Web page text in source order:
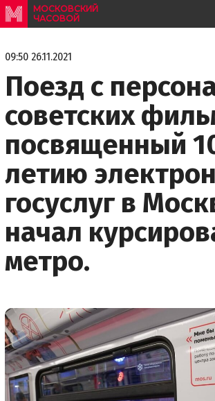
МОСКОВСКИЙ
ЧАСОВОЙ
09:50 26.11.2021
Поезд с
советских
посвященный
летию
госуслуг в
начал
метро.